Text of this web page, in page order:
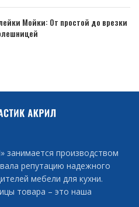
Мойки: От простой до врезки
производством
репутацию надежного
мебели для кухни.
товара – это наша